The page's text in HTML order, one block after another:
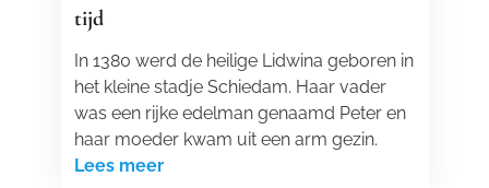
tijd
In 1380 werd de heilige Lidwina geboren in
het kleine stadje Schiedam. Haar vader
was een rijke edelman genaamd Peter en
haar moeder kwam uit een arm gezin.
Lees meer